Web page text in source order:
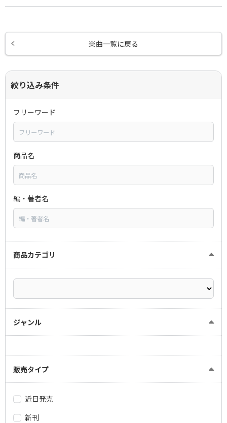
楽曲一覧に戻る
絞り込み条件
フリーワード
商品名
編・著者名
商品カテゴリ
ジャンル
販売タイプ
近日発売
新刊